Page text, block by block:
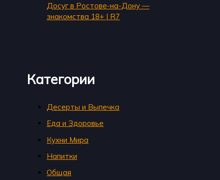
Досуг в Ростове-на-Дону —
знакомства 18+ | R7
Категории
Десерты и Выпечка
Еда и Здоровье
Кухни Мира
Напитки
Общая